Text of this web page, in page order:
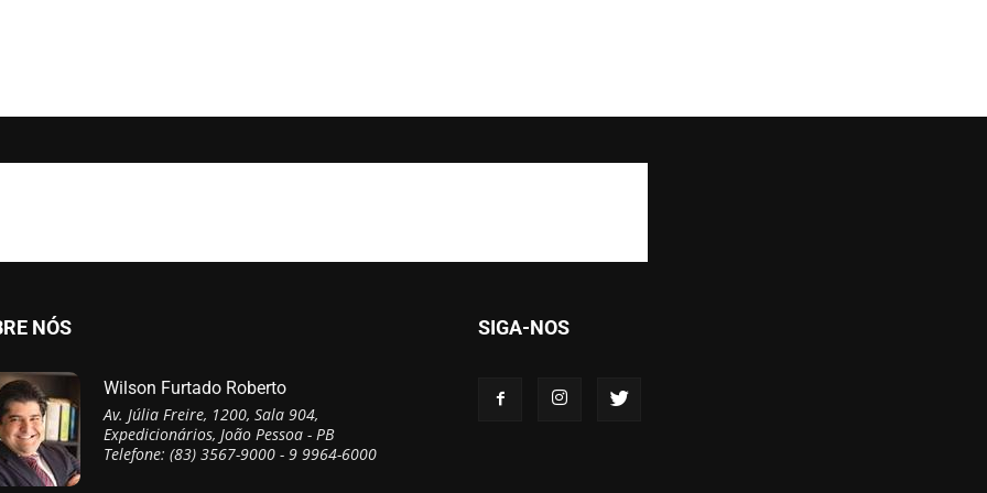
NÓS
Wilson Furtado Roberto
Av. Júlia Freire, 1200, Sala 904,
Expedicionários, João Pessoa - PB
Telefone: (83) 3567-9000 - 9 9964-6000
SIGA-NOS